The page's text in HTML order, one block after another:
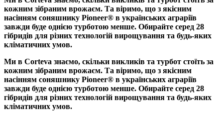
кожним зібраним врожаєм. Та віримо, що з якісним
насінням соняшнику Pioneer® в українських аграріїв
завжди буде однією турботою менше. Обирайте серед 28
гібридів для різних технологій вирощування та будь-яких
кліматичних умов.
Ми в Corteva знаємо, скільки викликів та турбот стоїть за
кожним зібраним врожаєм. Та віримо, що з якісним
насінням соняшнику Pioneer® в українських аграріїв
завжди буде однією турботою менше. Обирайте серед 28
гібридів для різних технологій вирощування та будь-яких
кліматичних умов.